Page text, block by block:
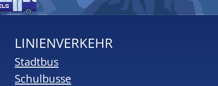
LINIENVERKEHR
Stadtbus
Schulbusse